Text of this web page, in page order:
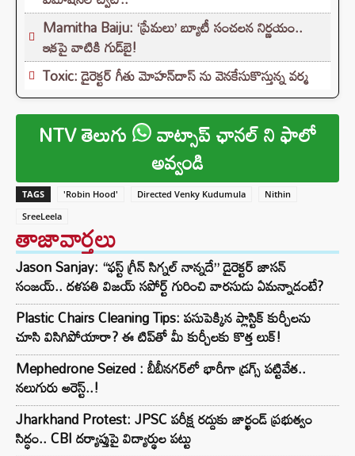
Mamitha Baiju: ‘ప్రేమలు’ బ్యూటీ సంచలన నిర్ణయం..
ఇకపై వాటికి గుడ్‌బై!
Toxic: డైరెక్టర్ గీతు మోహన్‌దాస్ ను వెనకేసుకొస్తున్న వర్మ
NTV తెలుగు వాట్సాప్ ఛానల్ ని ఫాలో
అవ్వండి
TAGS 'Robin Hood' Directed Venky Kudumula
Nithin
SreeLeela
తాజావార్తలు
Jason Sanjay: “ఫస్ట్ గ్రీన్ సిగ్నల్ నాన్నదే” డైరెక్టర్‌ జాసన్
సంజయ్.. దళపతి విజయ్ సపోర్ట్ గురించి వారసుడు ఏమన్నాడంటే?
Plastic Chairs Cleaning Tips: పసుపెక్కిన ప్లాస్టిక్ కుర్చీలను
చూసి విసిగిపోయారా? ఈ టిప్‌తో మీ కుర్చీలకు కొత్త లుక్!
Mephedrone Seized : బీబీనగర్‌లో భారీగా డ్రగ్స్ పట్టివేత..
నలుగురు అరెస్ట్..!
Jharkhand Protest: JPSC పరీక్ష రద్దుకు జార్ఖండ్ ప్రభుత్వం
సిద్ధం.. CBI దర్యాప్తుపై విద్యార్థుల పట్టు